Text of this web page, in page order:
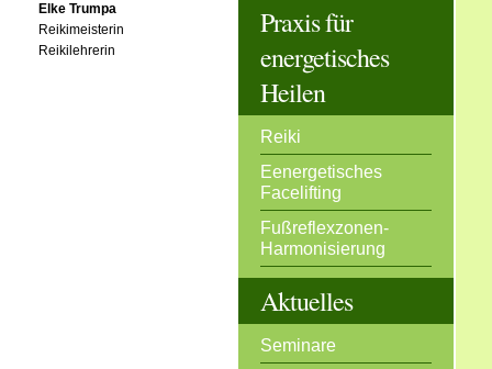
Elke Trumpa
Reikimeisterin
Reikilehrerin
Praxis für
energetisches
Heilen
Reiki
Eenergetisches
Facelifting
Fußreflexzonen-
Harmonisierung
Aktuelles
Seminare